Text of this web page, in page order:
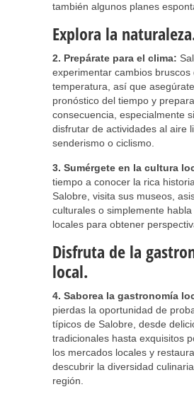
también algunos planes
Explora la
2. Prepárate para el clima:
experimentar cambios bruscos
temperatura, así que
pronóstico del tiempo y
consecuencia, especialmente
disfrutar de actividades al aire
senderismo o ciclismo.
3. Sumérgete en la cultura
tiempo a conocer la rica
Salobre, visita sus museos,
culturales o simplemente
locales para obtener
Disfruta de la
local.
4. Saborea la gastronomía
pierdas la oportunidad de
típicos de Salobre, desde
tradicionales hasta exquisitos
los mercados locales y
descubrir la diversidad
región.